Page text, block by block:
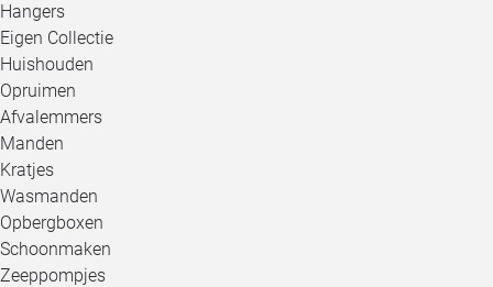
Hangers
Eigen Collectie
Huishouden
Opruimen
Afvalemmers
Manden
Kratjes
Wasmanden
Opbergboxen
Schoonmaken
Zeeppompjes